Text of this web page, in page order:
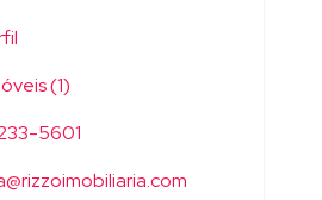
(1)
5601